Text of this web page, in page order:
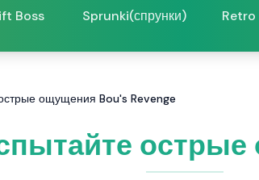
Boss Sprunki(спрунки)
Retro
ощущения Bou's Revenge